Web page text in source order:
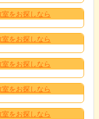
をお探しなら
をお探しなら
をお探しなら
をお探しなら
をお探しなら